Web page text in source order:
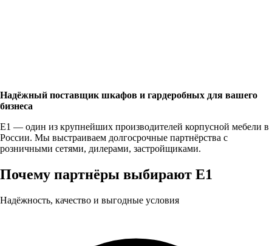
Надёжный поставщик шкафов и гардеробных для вашего
бизнеса
Е1 — один из крупнейших производителей корпусной мебели в
России. Мы выстраиваем долгосрочные партнёрства с
розничными сетями, дилерами, застройщиками.
Почему партнёры выбирают Е1
Надёжность, качество и выгодные условия